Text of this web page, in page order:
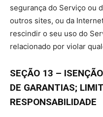
segurança do Serviço ou
outros sites, ou da
rescindir o seu uso do
relacionado por violar
SEÇÃO 13 –
DE GARANTIAS;
RESPONSABILIDADE